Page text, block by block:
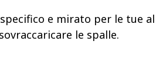
e mirato per le tue
le spalle.